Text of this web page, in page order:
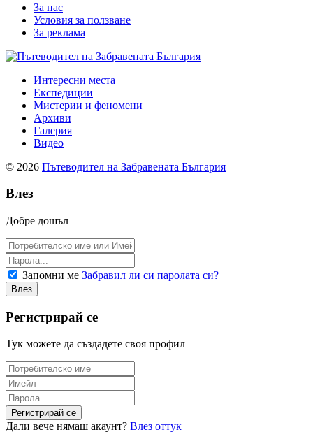
За нас
Условия за ползване
За реклама
Интересни места
Експедиции
Мистерии и феномени
Архиви
Галерия
Видео
© 2026 Пътеводител на Забравената България
Влез
Добре дошъл
Запомни ме Забравил ли си паролата си?
Регистрирай се
Тук можете да създадете своя профил
Дали вече нямаш акаунт? Влез оттук